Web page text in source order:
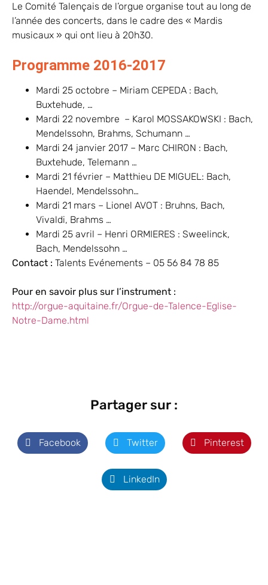
Le Comité Talençais de l’orgue organise tout au long de
l’année des concerts, dans le cadre des « Mardis
musicaux » qui ont lieu à 20h30.
Programme 2016-2017
Mardi 25 octobre – Miriam CEPEDA : Bach,
Buxtehude, …
Mardi 22 novembre – Karol MOSSAKOWSKI : Bach,
Mendelssohn, Brahms, Schumann …
Mardi 24 janvier 2017 – Marc CHIRON : Bach,
Buxtehude, Telemann …
Mardi 21 février – Matthieu DE MIGUEL: Bach,
Haendel, Mendelssohn…
Mardi 21 mars – Lionel AVOT : Bruhns, Bach,
Vivaldi, Brahms …
Mardi 25 avril – Henri ORMIERES : Sweelinck,
Bach, Mendelssohn …
Contact : Talents Evénements – 05 56 84 78 85
Pour en savoir plus sur l’instrument :
http://orgue-aquitaine.fr/Orgue-de-Talence-Eglise-
Notre-Dame.html
Partager sur :
Facebook Twitter Pinterest
LinkedIn